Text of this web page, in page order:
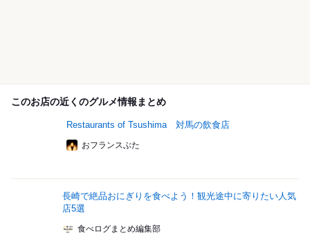
このお店の近くのグルメ情報まとめ
Restaurants of Tsushima 対馬の飲食店
おフランスぶた
長崎で絶品おにぎりを食べよう！観光途中に寄りたい人気
店5選
食べログまとめ編集部